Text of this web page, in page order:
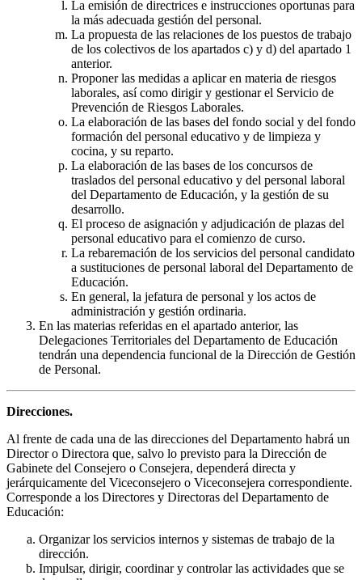
La emisión de directrices e instrucciones oportunas para
la más adecuada gestión del personal.
La propuesta de las relaciones de los puestos de trabajo
de los colectivos de los apartados c) y d) del apartado 1
anterior.
Proponer las medidas a aplicar en materia de riesgos
laborales, así como dirigir y gestionar el Servicio de
Prevención de Riesgos Laborales.
La elaboración de las bases del fondo social y del fondo
formación del personal educativo y de limpieza y
cocina, y su reparto.
La elaboración de las bases de los concursos de
traslados del personal educativo y del personal laboral
del Departamento de Educación, y la gestión de su
desarrollo.
El proceso de asignación y adjudicación de plazas del
personal educativo para el comienzo de curso.
La rebaremación de los servicios del personal candidato
a sustituciones de personal laboral del Departamento de
Educación.
En general, la jefatura de personal y los actos de
administración y gestión ordinaria.
En las materias referidas en el apartado anterior, las
Delegaciones Territoriales del Departamento de Educación
tendrán una dependencia funcional de la Dirección de Gestión
de Personal.
Direcciones.
Al frente de cada una de las direcciones del Departamento habrá un
Director o Directora que, salvo lo previsto para la Dirección de
Gabinete del Consejero o Consejera, dependerá directa y
jerárquicamente del Viceconsejero o Viceconsejera correspondiente.
Corresponde a los Directores y Directoras del Departamento de
Educación:
Organizar los servicios internos y sistemas de trabajo de la
dirección.
Impulsar, dirigir, coordinar y controlar las actividades que se